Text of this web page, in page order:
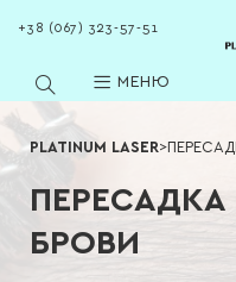
МЕНЮ
+38 (067) 323-57-51
PLATINUM LASER>
БРОВИ